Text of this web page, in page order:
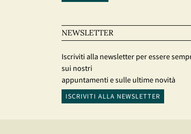
NEWSLETTER
Iscriviti alla newsletter per essere
sui nostri
appuntamenti e sulle ultime novità
ISCRIVITI ALLA NEWSLETTER